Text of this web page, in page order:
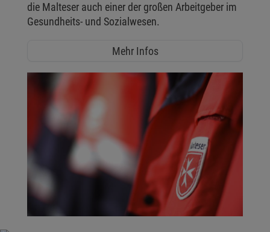
die Malteser auch einer der großen Arbeitgeber im
Gesundheits- und Sozialwesen.
Mehr Infos